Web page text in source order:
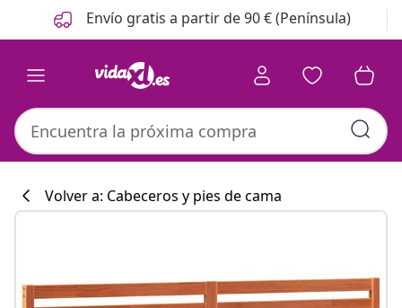
Anterior
Siguiente Envío gratis a partir de 90 € (Península)
Volver a: Cabeceros y pies de cama